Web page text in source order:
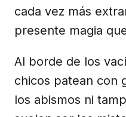
cada vez más
presente magia
Al borde de los
chicos patean con
los abismos ni